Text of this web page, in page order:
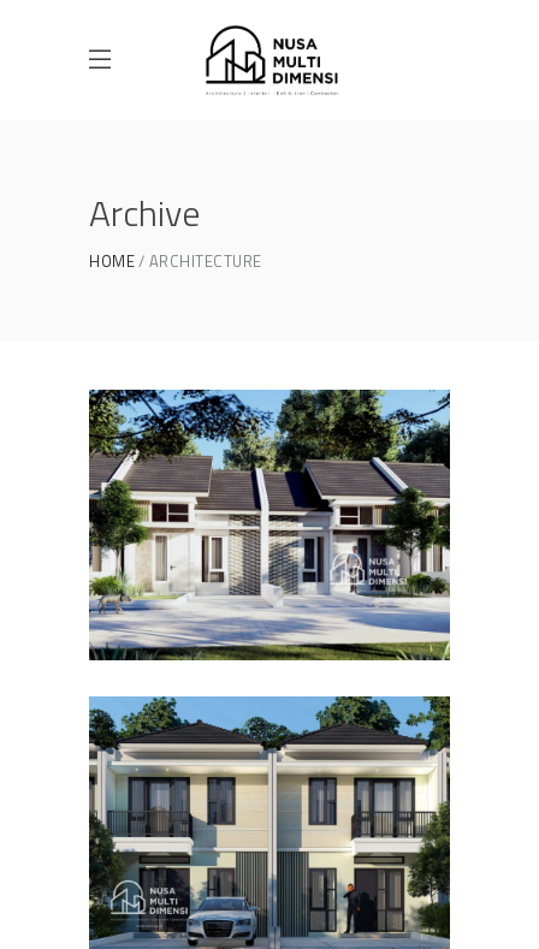
Archive
HOME ARCHITECTURE
Desain Cluster Premier 3 di
Cibinong Bogor
DESAIN RUMAH TERBAIK
Desain Cluster Premier 4 di
Cibinong Bogor
DESAIN RUMAH TERBAIK